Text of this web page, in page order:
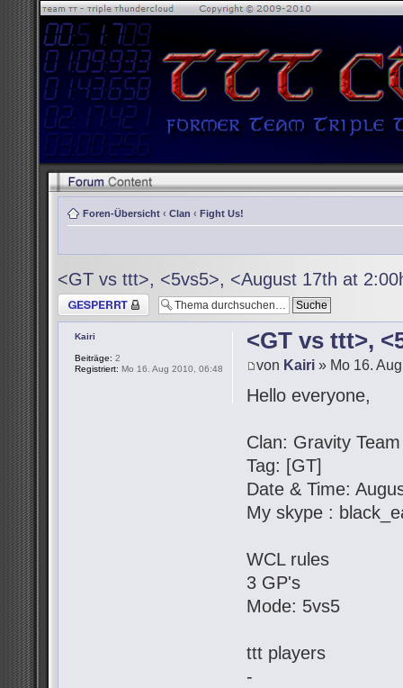
Foren-Übersicht ‹ Clan ‹ Fight Us!
<GT vs ttt>, <5vs5>, <August 17th at
Thema gesperrt
<GT vs ttt>,
von Kairi » Mo 16.
Hello everyone,
Clan: Gravity Team
Tag: [GT]
Date & Time:
My skype :
WCL rules
3 GP's
Mode: 5vs5
ttt players
-
Kairi
Beiträge: 2
Registriert: Mo 16. Aug 2010, 06:48